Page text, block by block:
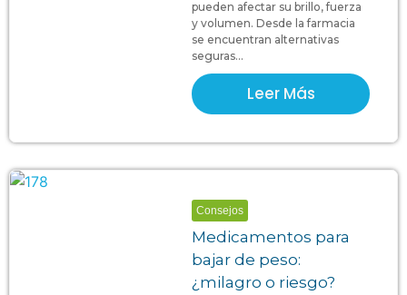
pueden afectar su brillo, fuerza
y volumen. Desde la farmacia
se encuentran alternativas
seguras...
Leer Más
Consejos
Medicamentos para
bajar de peso:
¿milagro o riesgo?